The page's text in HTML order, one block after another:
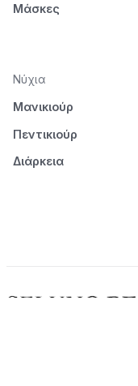
Μάσκες
Νύχια
Μανικιούρ
Πεντικιούρ
Διάρκεια